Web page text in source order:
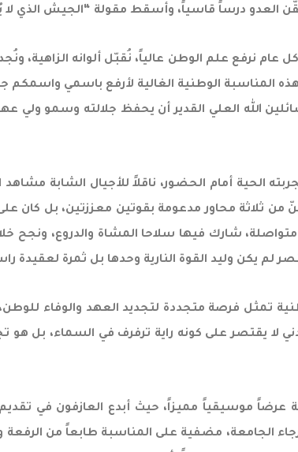
العدو درساً قاسياً، وأسقط مقولة “الجيش الذي لا
عام نرفع علم الوطن عالياً، نُقبّل ألوانه
هذه المناسبة الوطنية الغالية لأرفع باسمي
سائلين الله العلي القدير أن يحفظ جلالته وسمو
الحية أمام الحضور، ناقلاً للأجيال الشابة
من ثلاثة محاور مدعومة بقوتين معززتين، بل كان
عزيمته. وبيّن أن المعركة استمرت 16 ساعة متواصلة، شارك فيها
لم يكن وليد القوة النارية وحدها بل ثمرة لعقيدة
تمثل فرصة متجددة لتجديد العهد والوفاء للوطن،
لا يقتصر على كونه راية ترفرف في السماء، بل هو
عرضاً موسيقياً مميزاً، حيث أبدع العازفون في
أرجاء الجامعة، مضفية على المناسبة طابعاً من